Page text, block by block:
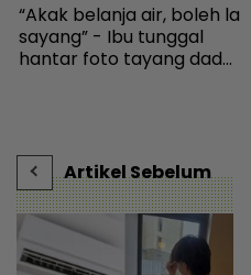
“Akak belanja air, boleh la
sayang” - Ibu tunggal
hantar foto tayang dada,
Artikel Sebelum